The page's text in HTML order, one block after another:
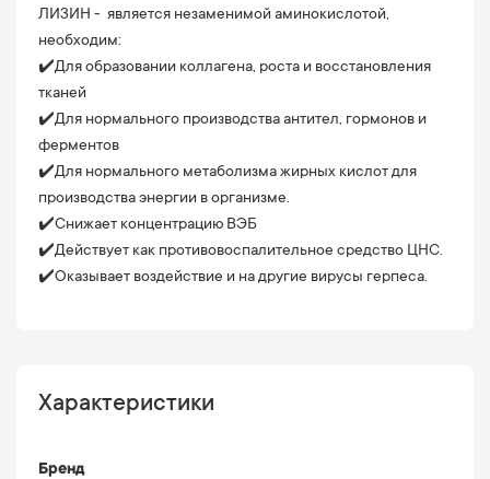
ЛИЗИН - является незаменимой аминокислотой,
необходим:
✔️Для образовании коллагена, роста и восстановления
тканей
✔️Для нормального производства антител, гормонов и
ферментов
✔️Для нормального метаболизма жирных кислот для
производства энергии в организме.
✔️Снижает концентрацию ВЭБ
✔️Действует как противовоспалительное средство ЦНС.
✔️Оказывает воздействие и на другие вирусы герпеса.
Характеристики
Бренд